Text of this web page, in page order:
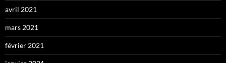
avril 2021
mars 2021
février 2021